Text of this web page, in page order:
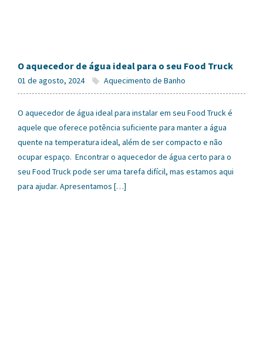
O aquecedor de água ideal para o seu Food Truck
01 de agosto, 2024 Aquecimento de Banho
O aquecedor de água ideal para instalar em seu Food Truck é
aquele que oferece potência suficiente para manter a água
quente na temperatura ideal, além de ser compacto e não
ocupar espaço. Encontrar o aquecedor de água certo para o
seu Food Truck pode ser uma tarefa difícil, mas estamos aqui
para ajudar. Apresentamos […]